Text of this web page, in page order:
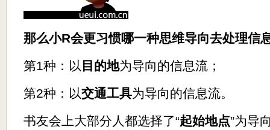
那么小R会更习惯哪一种思维导向去处理信
第1种：以 目的地为导向的信息流；
第2种：以交通工具为导向的信息流。
书友会上大部分人都选择了“起始地点”为导